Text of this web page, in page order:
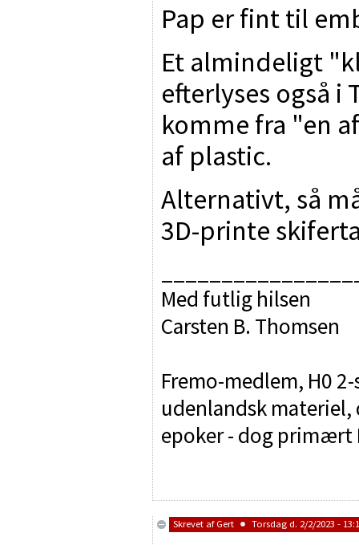
Pap er fint til
Et almindeligt
efterlyses også i
komme fra "en
af plastic.
Alternativt, så
3D-printe
Med futlig hilsen
Carsten B. Thomsen
Fremo-medlem, H0
udenlandsk
epoker - dog primært
Skrevet af Gert Torsdag d. 2/2/2023 -